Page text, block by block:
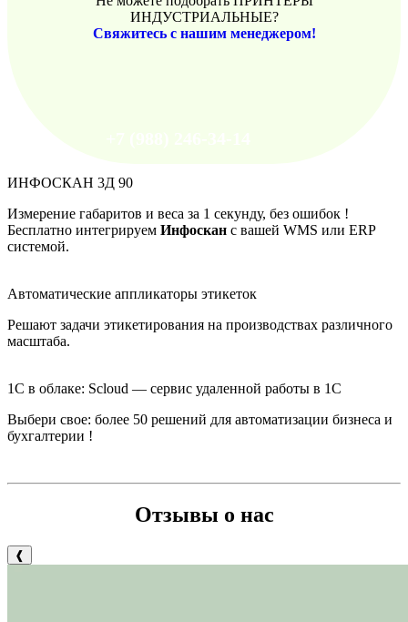
ИНДУСТРИАЛЬНЫЕ?
Свяжитесь с нашим менеджером!
ИНФОСКАН 3Д 90
Измерение габаритов и веса за 1 секунду, без ошибок !
Бесплатно интегрируем Инфоскан с вашей WMS или ERP
системой.
Автоматические аппликаторы этикеток
Решают задачи этикетирования на производствах различного
масштаба.
1С в облаке: Scloud — сервис удаленной работы в 1С
Выбери свое: более 50 решений для автоматизации бизнеса и
бухгалтерии !
Отзывы о нас
❰